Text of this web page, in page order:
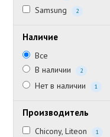
Samsung 2
Наличие
Все
В наличии
2
Нет в наличии 1
Производитель
Chicony, Liteon 1